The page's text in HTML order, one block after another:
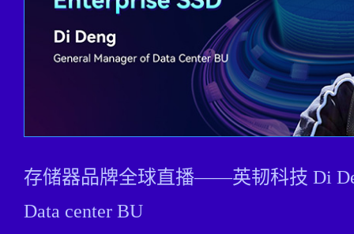
存储器品牌全球直播——英韧科技 Di
Data center BU